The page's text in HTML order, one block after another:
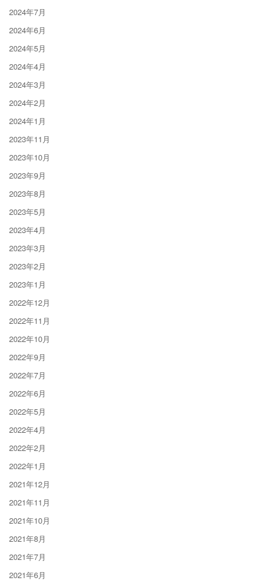
2024年7月
2024年6月
2024年5月
2024年4月
2024年3月
2024年2月
2024年1月
2023年11月
2023年10月
2023年9月
2023年8月
2023年5月
2023年4月
2023年3月
2023年2月
2023年1月
2022年12月
2022年11月
2022年10月
2022年9月
2022年7月
2022年6月
2022年5月
2022年4月
2022年2月
2022年1月
2021年12月
2021年11月
2021年10月
2021年8月
2021年7月
2021年6月